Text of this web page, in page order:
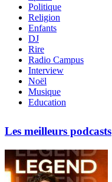
Politique
Religion
Enfants
DJ
Rire
Radio Campus
Interview
Noël
Musique
Education
Les meilleurs podcasts